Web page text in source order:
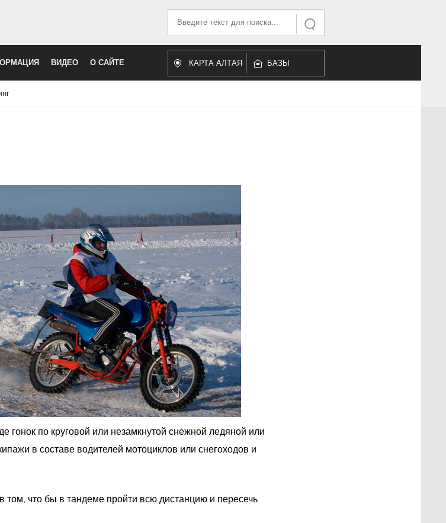
Искать
Искать...
ВИДЕО О САЙТЕ КАРТА АЛТАЯ БАЗЫ
по круговой или незамкнутой снежной ледяной или
в составе водителей мотоциклов или снегоходов и
что бы в тандеме пройти всю дистанцию и пересечь